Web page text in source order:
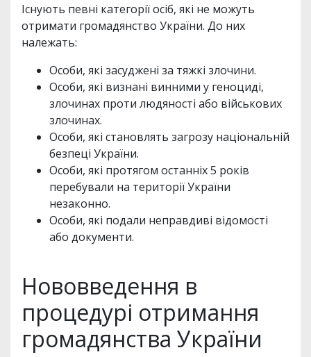
Існують певні категорії осіб, які не можуть
отримати громадянство України. До них
належать:
Особи, які засуджені за тяжкі злочини.
Особи, які визнані винними у геноциді,
злочинах проти людяності або військових
злочинах.
Особи, які становлять загрозу національній
безпеці України.
Особи, які протягом останніх 5 років
перебували на території України
незаконно.
Особи, які подали неправдиві відомості
або документи.
Нововведення в
процедурі отримання
громадянства України